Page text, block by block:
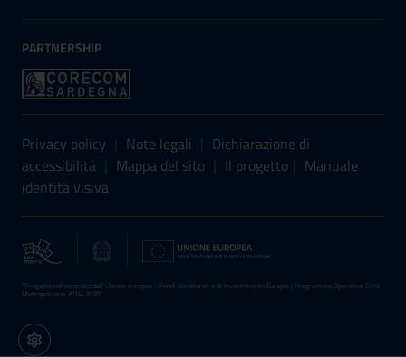
PARTNERSHIP
Sezione Link Utili
Privacy policy | Note legali | Dichiarazione di
accessibilità | Mappa del sito | Il progetto | Manuale
identità visiva
“Progetto cofinanziato dall’Unione europea - Fondi Strutturali e di Investimento Europei | Programma Operativo Città
Metropolitane 2014-2020”
Impostazioni cookie